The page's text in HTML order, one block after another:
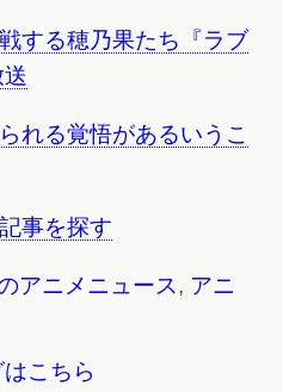
する穂乃果たち『ラブ
れる覚悟があるいうこ
事を探す
アニメニュース, アニ
こちら